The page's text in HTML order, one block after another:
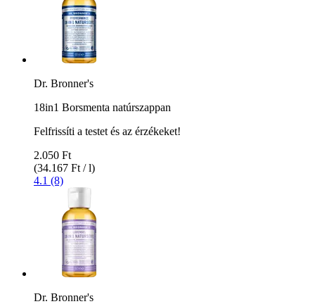
Dr. Bronner's
18in1 Borsmenta natúrszappan
Felfrissíti a testet és az érzékeket!
2.050 Ft
(34.167 Ft / l)
4.1 (8)
Dr. Bronner's